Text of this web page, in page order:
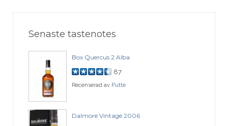
Senaste tastenotes
Box Quercus 2 Alba
87
Recenserad av Putte
Dalmore Vintage 2006